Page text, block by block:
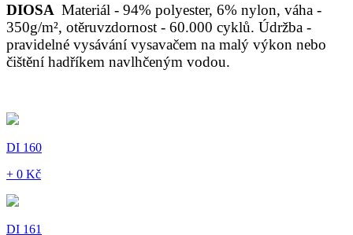
DIOSA Materiál - 94% polyester, 6% nylon, váha -
350g/m², otěruvzdornost - 60.000 cyklů. Údržba -
pravidelné vysávání vysavačem na malý výkon nebo
čištění hadříkem navlhčeným vodou.
DI 160
+ 0 Kč
DI 161